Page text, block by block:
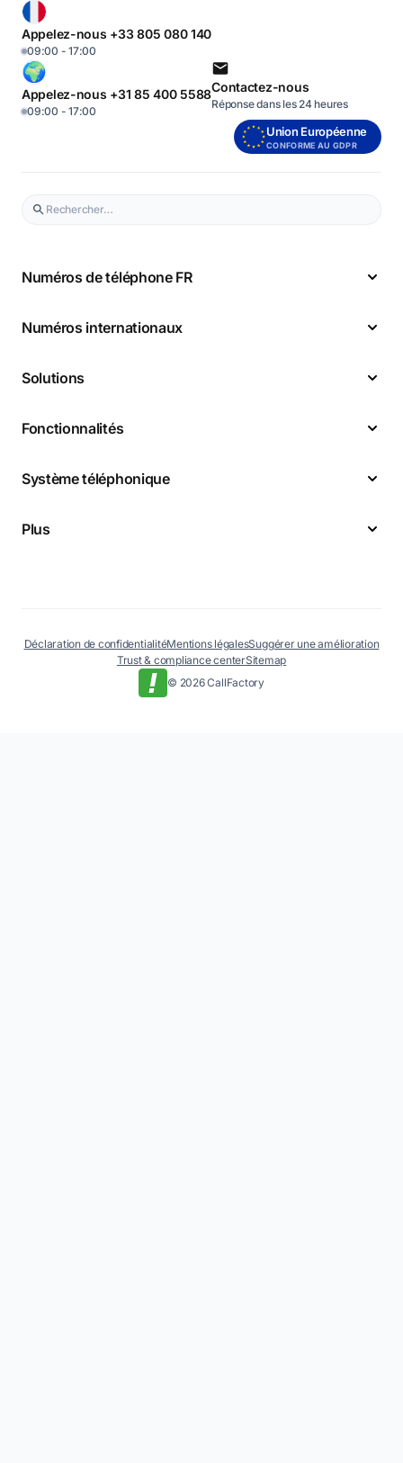
Appelez-nous +33 805 080 140
09:00 - 17:00
Appelez-nous +31 85 400 5588
09:00 - 17:00
Contactez-nous
Réponse dans les 24 heures
Union Européenne
CONFORME AU GDPR
Numéros de téléphone FR
Numéros internationaux
Solutions
Fonctionnalités
Système téléphonique
Plus
© 2026 CallFactory
Déclaration de confidentialitéMentions légalesSuggérer une amélioration
Trust & compliance centerSitemap